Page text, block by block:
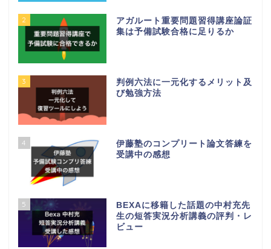
2
アガルート重要問題習得講座論証
集は予備試験合格に足りるか
3
判例六法に一元化するメリット及
び勉強方法
4
伊藤塾のコンプリート論文答練を
受講中の感想
5
BEXAに移籍した話題の中村充先
生の短答実況分析講義の評判・レ
ビュー